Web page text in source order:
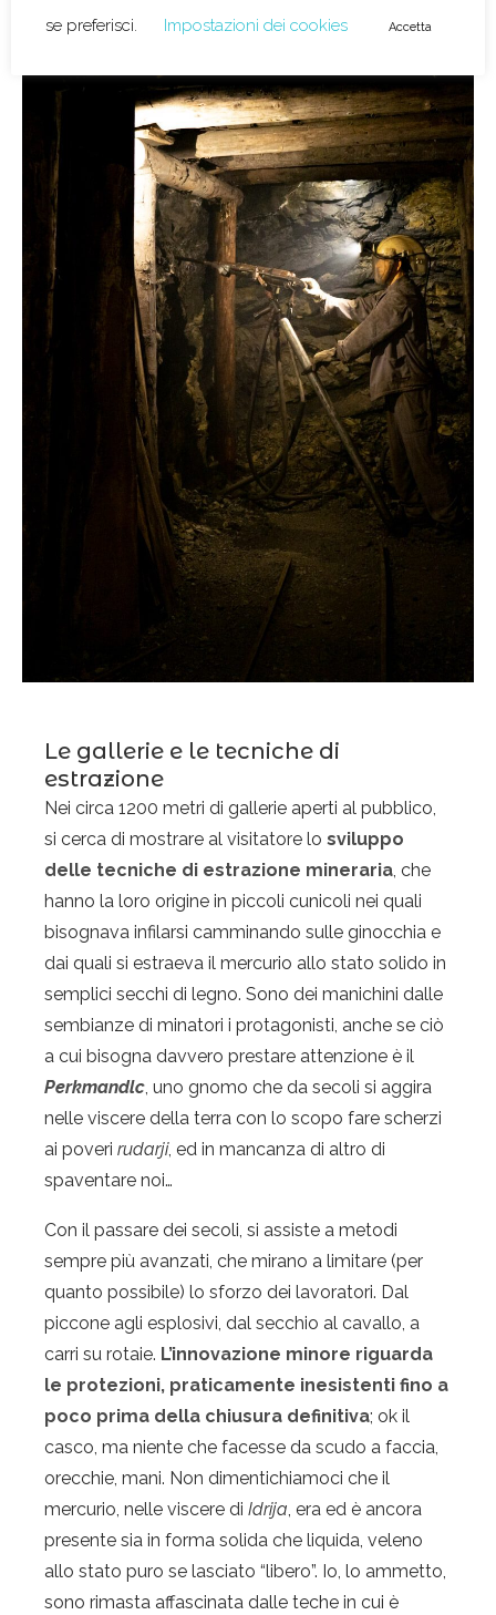
Le gallerie e le tecniche di
estrazione
Nei circa 1200 metri di gallerie aperti al pubblico,
si cerca di mostrare al visitatore lo sviluppo
delle tecniche di estrazione mineraria , che
hanno la loro origine in piccoli cunicoli nei quali
bisognava infilarsi camminando sulle ginocchia e
dai quali si estraeva il mercurio allo stato solido in
semplici secchi di legno. Sono dei manichini dalle
sembianze di minatori i protagonisti, anche se ciò
a cui bisogna davvero prestare attenzione è il
Perkmandlc , uno gnomo che da secoli si aggira
nelle viscere della terra con lo scopo fare scherzi
ai poveri rudarji, ed in mancanza di altro di
spaventare noi…
Con il passare dei secoli, si assiste a metodi
sempre più avanzati, che mirano a limitare (per
quanto possibile) lo sforzo dei lavoratori. Dal
piccone agli esplosivi, dal secchio al cavallo, a
carri su rotaie. L’innovazione minore riguarda
le protezioni, praticamente inesistenti fino a
poco prima della chiusura definitiva; ok il
casco, ma niente che facesse da scudo a faccia,
orecchie, mani. Non dimentichiamoci che il
mercurio, nelle viscere di Idrija , era ed è ancora
presente sia in forma solida che liquida, veleno
allo stato puro se lasciato “libero”. Io, lo ammetto,
sono rimasta affascinata dalle teche in cui è